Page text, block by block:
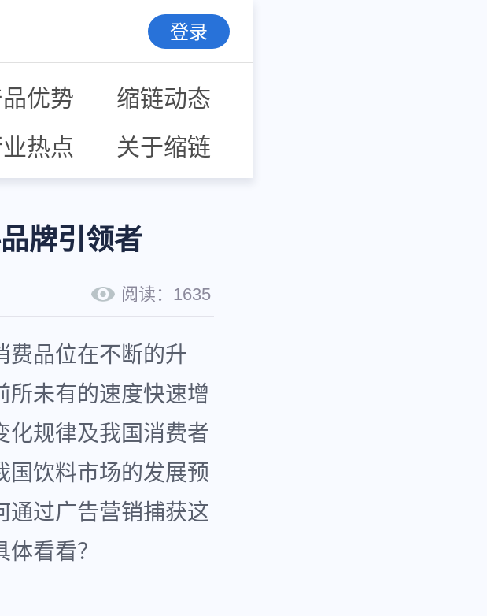
登录
优势
缩链动态
热点 关于缩链
牌引领者
阅读： 1635
费品位在不断的升
所未有的速度快速增
化规律及我国消费者
国饮料市场的发展预
通过广告营销捕获这
看看？